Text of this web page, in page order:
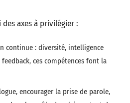
axes à privilégier :
continue : diversité, intelligence
ces compétences font la
encourager la prise de parole,